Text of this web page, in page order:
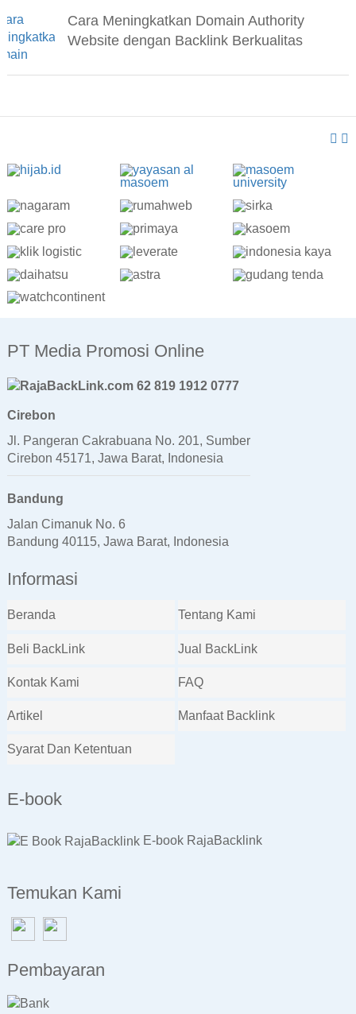
Cara Meningkatkan Domain Authority
Website dengan Backlink Berkualitas
PT Media Promosi Online
62 819 1912 0777
Cirebon
Jl. Pangeran Cakrabuana No. 201, Sumber
Cirebon 45171, Jawa Barat, Indonesia
Bandung
Jalan Cimanuk No. 6
Bandung 40115, Jawa Barat, Indonesia
Informasi
Beranda Tentang Kami
Beli BackLink Jual BackLink
Kontak Kami FAQ
Artikel Manfaat Backlink
Syarat Dan Ketentuan
E-book
E-book RajaBacklink
Temukan Kami
Pembayaran